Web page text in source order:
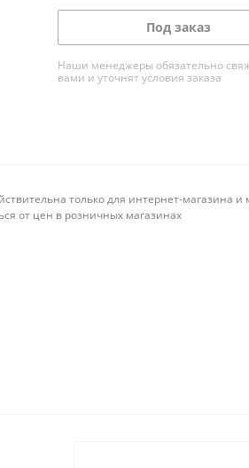
Под заказ
Наши менеджеры обязательно
вами и уточнят условия заказа
только для интернет-магазина и
от цен в розничных магазинах